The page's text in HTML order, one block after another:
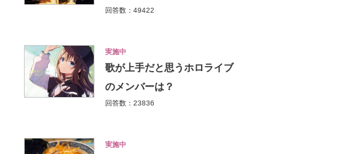
回答数：49422
実施中
歌が上手だと思うホロライブ
のメンバーは？
回答数：23836
実施中